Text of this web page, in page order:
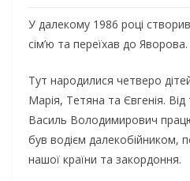
У далекому 1986 році
сім’ю та переїхав до Яворова.
Тут народилися четверо
Марія, Тетяна та Євгенія.
Василь Володимирович
був водієм далекобійником,
нашої країни та закордоння.